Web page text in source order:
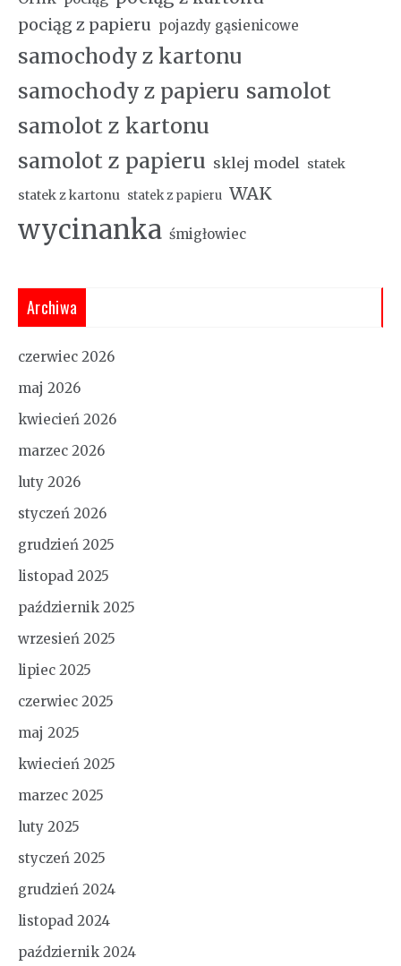
pociąg z papieru pojazdy gąsienicowe
samochody z kartonu
samochody z papieru samolot
samolot z kartonu
samolot z papieru sklej model statek
statek z kartonu statek z papieru WAK
wycinanka śmigłowiec
Archiwa
czerwiec 2026
maj 2026
kwiecień 2026
marzec 2026
luty 2026
styczeń 2026
grudzień 2025
listopad 2025
październik 2025
wrzesień 2025
lipiec 2025
czerwiec 2025
maj 2025
kwiecień 2025
marzec 2025
luty 2025
styczeń 2025
grudzień 2024
listopad 2024
październik 2024